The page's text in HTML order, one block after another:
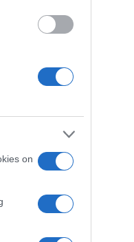
on
de a házasulandók
így a résztvétel
nyolcvan
kizárólag
azt is jelzi,